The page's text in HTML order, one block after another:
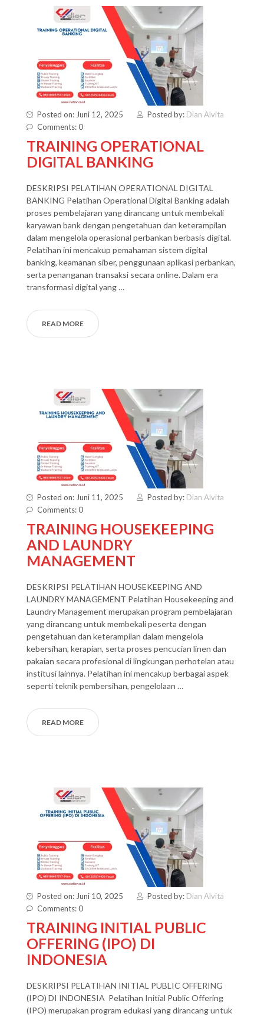
Posted on: Juni 12, 2025 Posted by: Dian Alvita
Comments: 0
TRAINING OPERATIONAL
DIGITAL BANKING
DESKRIPSI PELATIHAN OPERATIONAL DIGITAL
BANKING Pelatihan Operational Digital Banking adalah
proses pembelajaran yang dirancang untuk membekali
karyawan bank dengan pengetahuan dan keterampilan
dalam mengelola operasional perbankan berbasis digital.
Pelatihan ini mencakup pemahaman sistem digital
banking, keamanan siber, penggunaan aplikasi perbankan,
serta penanganan transaksi secara online. Dalam era
transformasi digital yang …
READ MORE
Posted on: Juni 11, 2025 Posted by: Dian Alvita
Comments: 0
TRAINING HOUSEKEEPING
AND LAUNDRY
MANAGEMENT
DESKRIPSI PELATIHAN HOUSEKEEPING AND
LAUNDRY MANAGEMENT Pelatihan Housekeeping and
Laundry Management merupakan program pembelajaran
yang dirancang untuk membekali peserta dengan
pengetahuan dan keterampilan dalam mengelola
kebersihan, kerapian, serta proses pencucian linen dan
pakaian secara profesional di lingkungan perhotelan atau
institusi lainnya. Pelatihan ini mencakup berbagai aspek
seperti teknik pembersihan, pengelolaan …
READ MORE
Posted on: Juni 10, 2025 Posted by: Dian Alvita
Comments: 0
TRAINING INITIAL PUBLIC
OFFERING (IPO) DI
INDONESIA
DESKRIPSI PELATIHAN INITIAL PUBLIC OFFERING
(IPO) DI INDONESIA Pelatihan Initial Public Offering
(IPO) merupakan program edukasi yang dirancang untuk